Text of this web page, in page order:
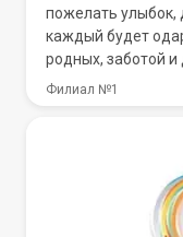
пожелать улыбок,
каждый будет
родных, заботой и
Филиал №1